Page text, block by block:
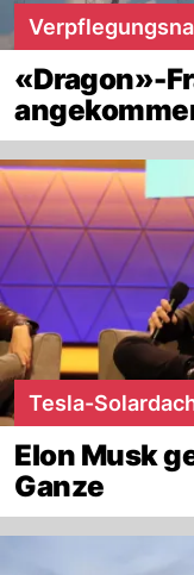
«Dragon»-
Tesla-
Elon Musk
Ganze